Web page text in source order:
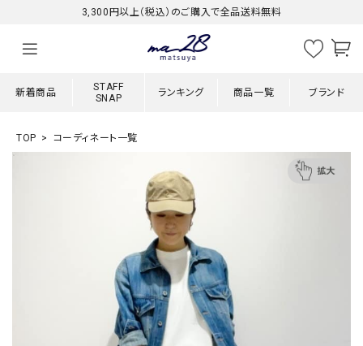
3,300円以上（税込）のご購入で全品送料無料
新着商品
STAFF
SNAP
ランキング 商品一覧 ブランド
TOP コーディネート一覧